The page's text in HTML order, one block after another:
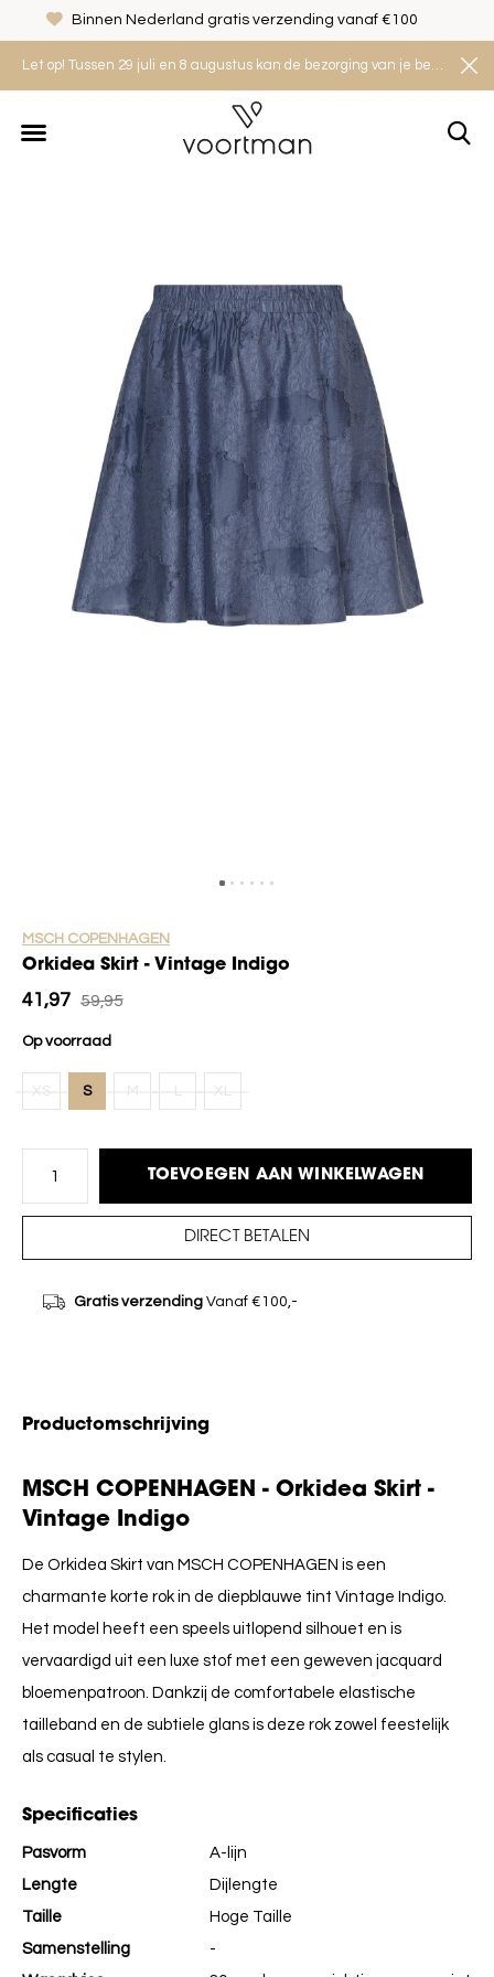
Let op! Tussen 29 juli en 8 augustus kan de bezorging van je bestelling iets langer duren. Houd rekening met een levertijd van 2 tot 4 werkdagen.
Binnen Nederland gratis verzending vanaf €100
MSCH COPENHAGEN
Orkidea Skirt - Vintage Indigo
41,97 59,95
Op voorraad
XS S M L XL
TOEVOEGEN AAN WINKELWAGEN
DIRECT BETALEN
Gratis verzendingVanaf €100,-
Productomschrijving
MSCH COPENHAGEN - Orkidea Skirt -
Vintage Indigo
De Orkidea Skirt van MSCH COPENHAGEN is een
charmante korte rok in de diepblauwe tint Vintage Indigo.
Het model heeft een speels uitlopend silhouet en is
vervaardigd uit een luxe stof met een geweven jacquard
bloemenpatroon. Dankzij de comfortabele elastische
tailleband en de subtiele glans is deze rok zowel feestelijk
als casual te stylen.
Specificaties
Pasvorm
A-lijn
Lengte
Dijlengte
Taille
Hoge Taille
Samenstelling
-